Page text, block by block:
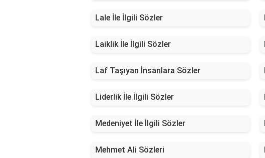
Lale İle İlgili Sözler
Laiklik İle İlgili Sözler
Laf Taşıyan İnsanlara Sözler
Liderlik İle İlgili Sözler
Medeniyet İle İlgili Sözler
Mehmet Ali Sözleri